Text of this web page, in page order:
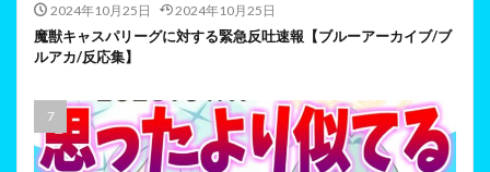
2024年10月25日 2024年10月25日
魔獣キャスパリーグに対する緊急反吐速報【ブルーアーカイブ/ブ
ルアカ/反応集】